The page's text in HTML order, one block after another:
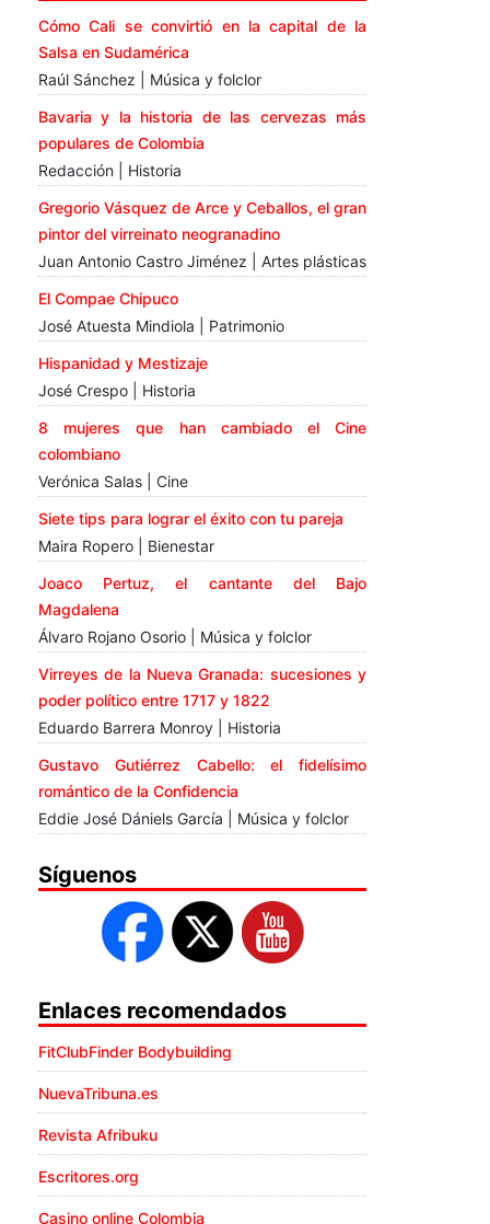
Cómo Cali se convirtió en la capital de la
Salsa en Sudamérica
Raúl Sánchez | Música y folclor
Bavaria y la historia de las cervezas más
populares de Colombia
Redacción | Historia
Gregorio Vásquez de Arce y Ceballos, el gran
pintor del virreinato neogranadino
Juan Antonio Castro Jiménez | Artes plásticas
El Compae Chipuco
José Atuesta Mindiola | Patrimonio
Hispanidad y Mestizaje
José Crespo | Historia
8 mujeres que han cambiado el Cine
colombiano
Verónica Salas | Cine
Siete tips para lograr el éxito con tu pareja
Maira Ropero | Bienestar
Joaco Pertuz, el cantante del Bajo
Magdalena
Álvaro Rojano Osorio | Música y folclor
Virreyes de la Nueva Granada: sucesiones y
poder político entre 1717 y 1822
Eduardo Barrera Monroy | Historia
Gustavo Gutiérrez Cabello: el fidelísimo
romántico de la Confidencia
Eddie José Dániels García | Música y folclor
Síguenos
Enlaces recomendados
FitClubFinder Bodybuilding
NuevaTribuna.es
Revista Afribuku
Escritores.org
Casino online Colombia